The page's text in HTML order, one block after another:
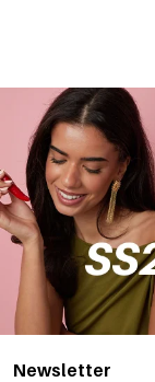
Newsletter